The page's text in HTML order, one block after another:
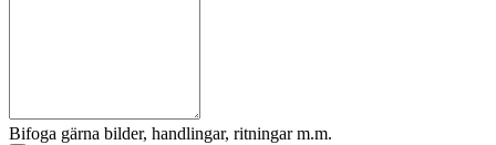
Bifoga gärna bilder, handlingar, ritningar m.m.